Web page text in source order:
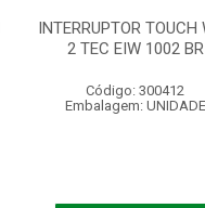
INTERRUPTOR TOUCH
2 TEC EIW 1002 BR
Código: 300412
Embalagem: UNIDADE